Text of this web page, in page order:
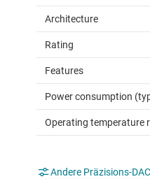
Architecture
Rating
Features
Power consumption
Operating temperature
Andere Präzisions-